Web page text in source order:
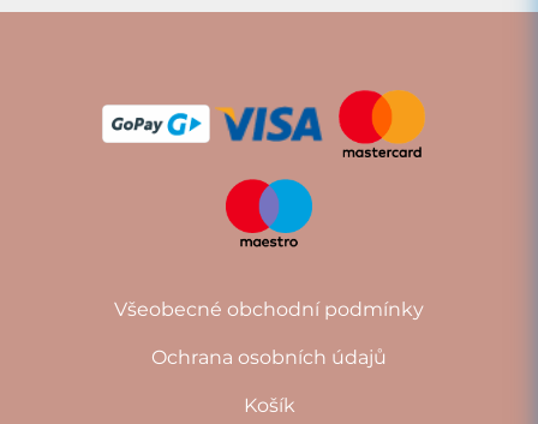
Všeobecné obchodní podmínky
Ochrana osobních údajů
Košík